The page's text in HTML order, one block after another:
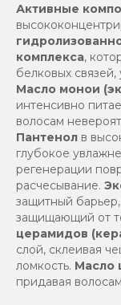
Активные
комплекса,
белковых связей,
Масло монои
интенсивно
волосам
Пантенол в
глубокое
регенерации
расчесывание.
защитный
защищающий от
церамидов
слой, склеивая
ломкость. Масло
придавая